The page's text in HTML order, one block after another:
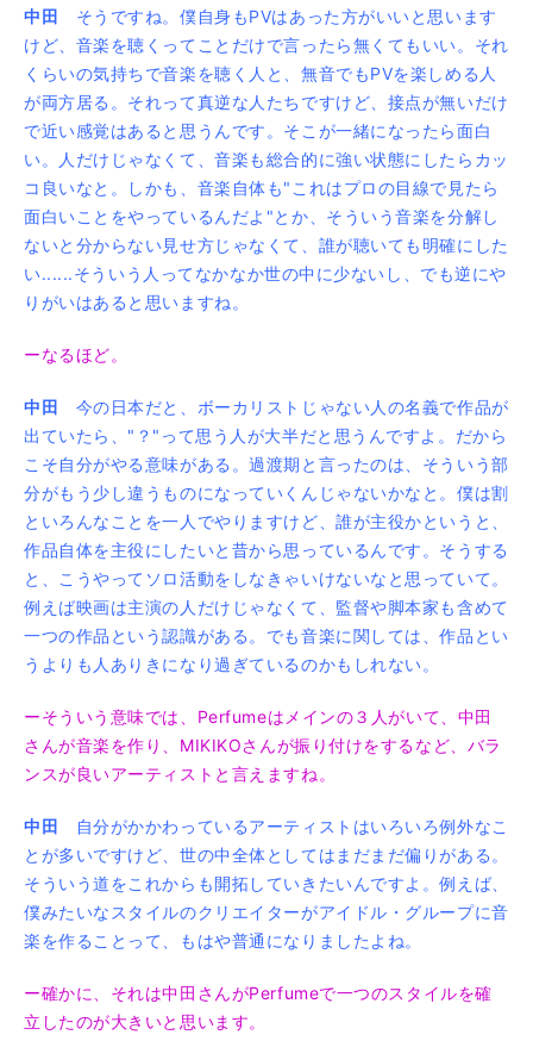
中田 そうですね。僕自身もPVはあった方がいいと思います
けど、音楽を聴くってことだけで言ったら無くてもいい。それ
くらいの気持ちで音楽を聴く人と、無音でもPVを楽しめる人
が両方居る。それって真逆な人たちですけど、接点が無いだけ
で近い感覚はあると思うんです。そこが一緒になったら面白
い。人だけじゃなくて、音楽も総合的に強い状態にしたらカッ
コ良いなと。しかも、音楽自体も"これはプロの目線で見たら
面白いことをやっているんだよ"とか、そういう音楽を分解し
ないと分からない見せ方じゃなくて、誰が聴いても明確にした
い......そういう人ってなかなか世の中に少ないし、でも逆にや
りがいはあると思いますね。
ーなるほど。
中田 今の日本だと、ボーカリストじゃない人の名義で作品が
出ていたら、"？"って思う人が大半だと思うんですよ。だから
こそ自分がやる意味がある。過渡期と言ったのは、そういう部
分がもう少し違うものになっていくんじゃないかなと。僕は割
といろんなことを一人でやりますけど、誰が主役かというと、
作品自体を主役にしたいと昔から思っているんです。そうする
と、こうやってソロ活動をしなきゃいけないなと思っていて。
例えば映画は主演の人だけじゃなくて、監督や脚本家も含めて
一つの作品という認識がある。でも音楽に関しては、作品とい
うよりも人ありきになり過ぎているのかもしれない。
ーそういう意味では、Perfumeはメインの３人がいて、中田
さんが音楽を作り、MIKIKOさんが振り付けをするなど、バラ
ンスが良いアーティストと言えますね。
中田 自分がかかわっているアーティストはいろいろ例外なこ
とが多いですけど、世の中全体としてはまだまだ偏りがある。
そういう道をこれからも開拓していきたいんですよ。例えば、
僕みたいなスタイルのクリエイターがアイドル・グループに音
楽を作ることって、もはや普通になりましたよね。
ー確かに、それは中田さんがPerfumeで一つのスタイルを確
立したのが大きいと思います。